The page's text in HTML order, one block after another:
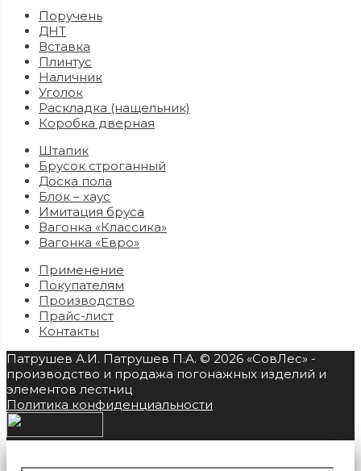
Поручень
ДНТ
Вставка
Плинтус
Наличник
Уголок
Раскладка (нащельник)
Коробка дверная
Штапик
Брусок строганный
Доска пола
Блок – хаус
Имитация бруса
Вагонка «Классика»
Вагонка «Евро»
Применение
Покупателям
Производство
Прайс-лист
Контакты
Патрушев А.И. Патрушев П.А. © 2026 «СовЛес» -
производство и продажа погонажных изделий и
элементов лестниц
Политика конфиденциальности